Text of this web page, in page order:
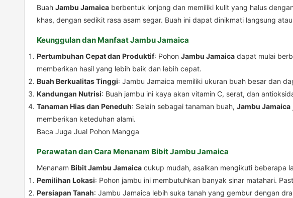
Buah Jambu Jamaica berbentuk lonjong dan memiliki kulit yang halus
khas, dengan sedikit rasa asam segar. Buah ini dapat dinikmati langsung
Keunggulan dan Manfaat Jambu Jamaica
Pertumbuhan Cepat dan Produktif: Pohon Jambu Jamaica dapat mulai
memberikan hasil yang lebih baik dan lebih cepat.
Buah Berkualitas Tinggi: Jambu Jamaica memiliki ukuran buah besar dan
Kandungan Nutrisi: Buah jambu ini kaya akan vitamin C, serat, dan
Tanaman Hias dan Peneduh: Selain sebagai tanaman buah, Jambu Jamaica
memberikan keteduhan alami.
Baca Juga Jual Pohon Mangga
Perawatan dan Cara Menanam Bibit Jambu Jamaica
Menanam Bibit Jambu Jamaica cukup mudah, asalkan mengikuti beberapa
Pemilihan Lokasi: Pohon jambu ini membutuhkan banyak sinar matahari.
Persiapan Tanah: Jambu Jamaica lebih suka tanah yang gembur dengan